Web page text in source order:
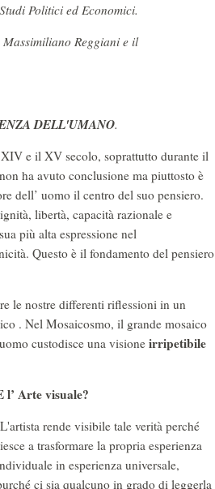
Politici ed Economici.
Reggiani e il
DELL'UMANO.
e il XV secolo, soprattutto durante il
ha avuto conclusione ma piuttosto è
dell’ uomo il centro del suo pensiero.
libertà, capacità razionale e
più alta espressione nel
Questo è il fondamento del pensiero
le nostre differenti riflessioni in un
. Nel Mosaicosmo, il grande mosaico
custodisce una visioneirripetibile
l’ Arte visuale?
L'artista rende visibile tale verità perché
a trasformare la propria esperienza
in esperienza universale,
ci sia qualcuno in grado di leggerla